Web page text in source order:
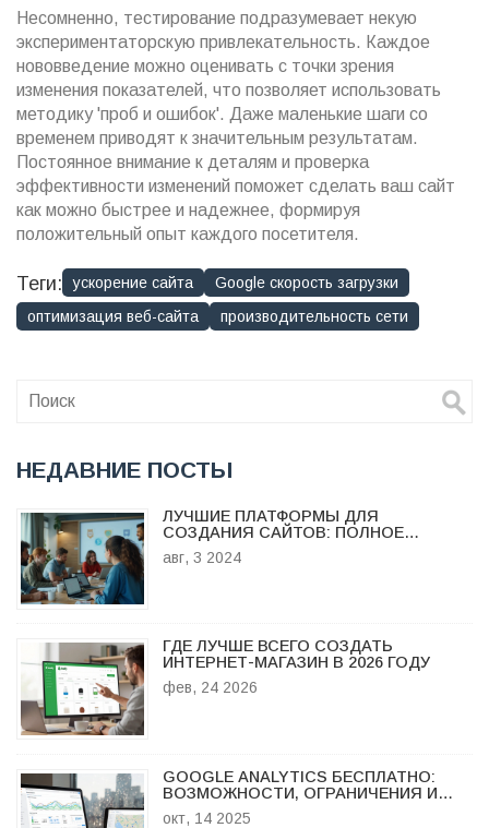
Несомненно, тестирование подразумевает некую
экспериментаторскую привлекательность. Каждое
нововведение можно оценивать с точки зрения
изменения показателей, что позволяет использовать
методику 'проб и ошибок'. Даже маленькие шаги со
временем приводят к значительным результатам.
Постоянное внимание к деталям и проверка
эффективности изменений поможет сделать ваш сайт
как можно быстрее и надежнее, формируя
положительный опыт каждого посетителя.
Теги: ускорение сайта
Google скорость загрузки
оптимизация веб-сайта
производительность сети
НЕДАВНИЕ ПОСТЫ
ЛУЧШИЕ ПЛАТФОРМЫ ДЛЯ
СОЗДАНИЯ САЙТОВ: ПОЛНОЕ
РУКОВОДСТВО
авг, 3 2024
ГДЕ ЛУЧШЕ ВСЕГО СОЗДАТЬ
ИНТЕРНЕТ-МАГАЗИН В 2026 ГОДУ
фев, 24 2026
GOOGLE ANALYTICS БЕСПЛАТНО:
ВОЗМОЖНОСТИ, ОГРАНИЧЕНИЯ И
АЛЬТЕРНАТИВЫ
окт, 14 2025